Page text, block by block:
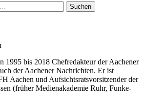
Suchen
1995 bis 2018 Chefredakteur der Aachener
der Aachener Nachrichten. Er ist
Aachen und Aufsichtsratsvorsitzender der
(früher Medienakademie Ruhr, Funke-